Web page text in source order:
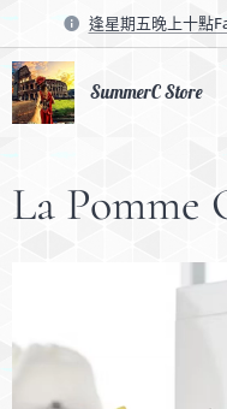
逢星期五晚上十點
SummerC Store
La Pomme